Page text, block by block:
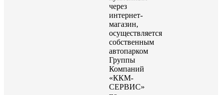
через
интернет-
магазин,
осуществляется
собственным
автопарком
Группы
Компаний
«ККМ-
СЕРВИС»